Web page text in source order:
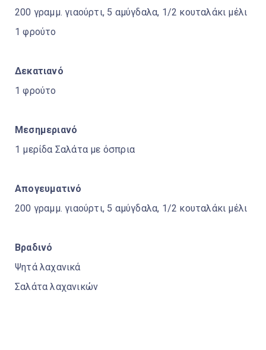
200 γραμμ. γιαούρτι, 5 αμύγδαλα, 1/2 κουταλάκι μέλι
1 φρούτο
Δεκατιανό
1 φρούτο
Μεσημεριανό
1 μερίδα Σαλάτα με όσπρια
Απογευματινό
200 γραμμ. γιαούρτι, 5 αμύγδαλα, 1/2 κουταλάκι μέλι
Βραδινό
Ψητά λαχανικά
Σαλάτα λαχανικών